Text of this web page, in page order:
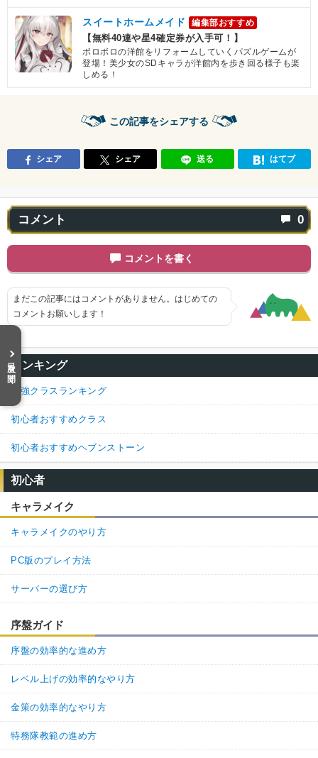
スイートホームメイド 編集部おすすめ
【無料40連や星4確定券が入手可！】
ボロボロの洋館をリフォームしていくパズルゲームが
登場！美少女のSDキャラが洋館内を歩き回る様子も楽
しめる！
この記事をシェアする
シェア シェア 送る はてブ
コメント 0
コメントを書く
まだこの記事にはコメントがありません。はじめての
コメントお願いします！
目次を開くランキング
最強クラスランキング
初心者おすすめクラス
初心者おすすめヘブンストーン
初心者
キャラメイク
キャラメイクのやり方
PC版のプレイ方法
サーバーの選び方
序盤ガイド
序盤の効率的な進め方
レベル上げの効率的なやり方
金策の効率的なやり方
特務隊教範の進め方